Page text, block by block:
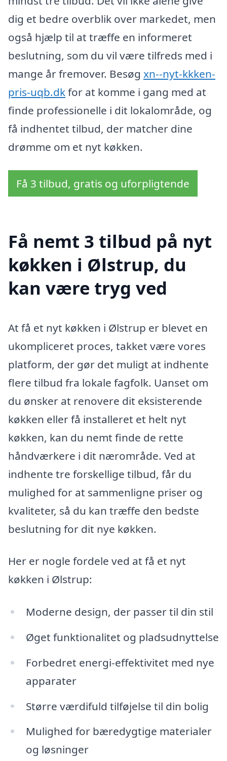
dig et bedre overblik over markedet, men
også hjælp til at træffe en informeret
beslutning, som du vil være tilfreds med i
mange år fremover. Besøg xn--nyt-kkken-
pris-uqb.dkfor at komme i gang med at
finde professionelle i dit lokalområde, og
få indhentet tilbud, der matcher dine
drømme om et nyt køkken.
Få 3 tilbud, gratis og uforpligtende
Få nemt 3 tilbud på nyt
køkken i Ølstrup, du
kan være tryg ved
At få et nyt køkken i Ølstrup er blevet en
ukompliceret proces, takket være vores
platform, der gør det muligt at indhente
flere tilbud fra lokale fagfolk. Uanset om
du ønsker at renovere dit eksisterende
køkken eller få installeret et helt nyt
køkken, kan du nemt finde de rette
håndværkere i dit nærområde. Ved at
indhente tre forskellige tilbud, får du
mulighed for at sammenligne priser og
kvaliteter, så du kan træffe den bedste
beslutning for dit nye køkken.
Her er nogle fordele ved at få et nyt
køkken i Ølstrup:
Moderne design, der passer til din stil
Øget funktionalitet og pladsudnyttelse
Forbedret energi-effektivitet med nye
apparater
Større værdifuld tilføjelse til din bolig
Mulighed for bæredygtige materialer
og løsninger